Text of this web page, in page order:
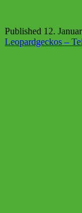
Published 12.
Leopardgeckos –